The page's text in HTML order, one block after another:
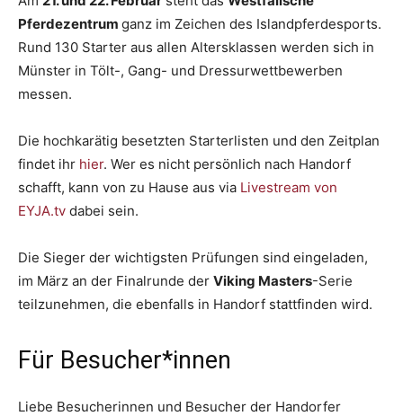
Pferdezentrum ganz im Zeichen des Islandpferdesports.
Rund 130 Starter aus allen Altersklassen werden sich in
Münster in Tölt-, Gang- und Dressurwettbewerben
messen.
Die hochkarätig besetzten Starterlisten und den Zeitplan
findet ihr hier. Wer es nicht persönlich nach Handorf
schafft, kann von zu Hause aus via Livestream von
EYJA.tv dabei sein.
Die Sieger der wichtigsten Prüfungen sind eingeladen,
im März an der Finalrunde der Viking Masters-Serie
teilzunehmen, die ebenfalls in Handorf stattfinden wird.
Für Besucher*innen
Liebe Besucherinnen und Besucher der Handorfer